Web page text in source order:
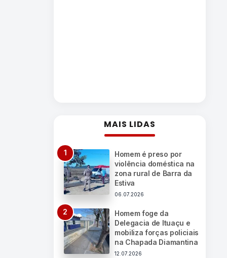
MAIS LIDAS
Homem é preso por
violência doméstica na
zona rural de Barra da
Estiva
06.07.2026
Homem foge da
Delegacia de Ituaçu e
mobiliza forças policiais
na Chapada Diamantina
12.07.2026